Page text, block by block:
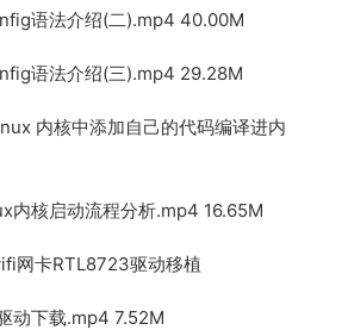
语法介绍(二).mp4 40.00M
语法介绍(三).mp4 29.28M
内核中添加自己的代码编译进内
核启动流程分析.mp4 16.65M
网卡RTL8723驱动移植
动下载.mp4 7.52M